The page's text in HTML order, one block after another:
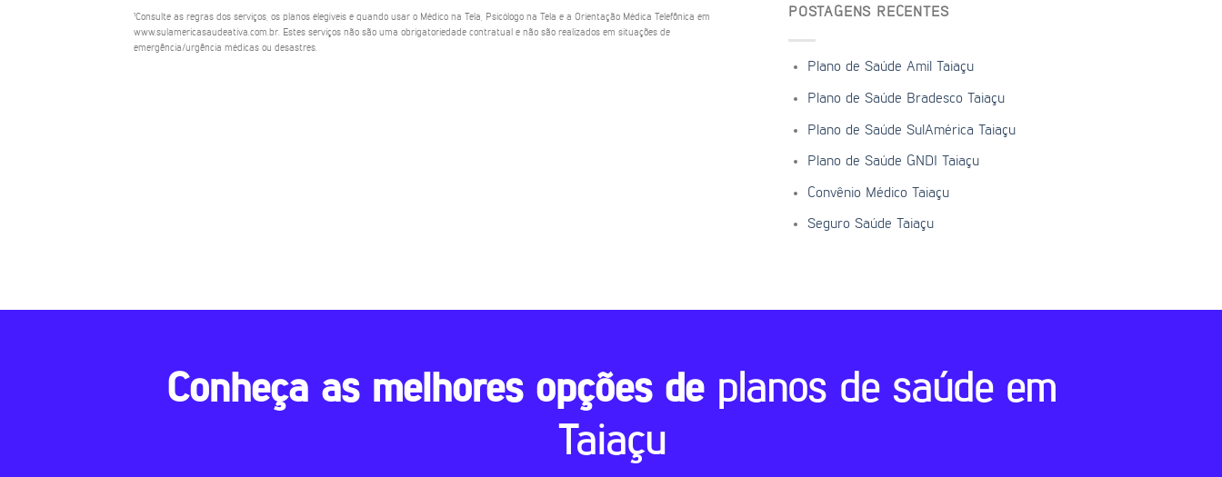
¹Consulte as regras dos serviços, os planos elegíveis e quando usar o Médico na Tela, Psicólogo na Tela e a Orientação Médica Telefônica em
www.sulamericasaudeativa.com.br. Estes serviços não são uma obrigatoriedade contratual e não são realizados em situações de
emergência/urgência médicas ou desastres.
POSTAGENS RECENTES
Plano de Saúde Amil Taiaçu
Plano de Saúde Bradesco Taiaçu
Plano de Saúde SulAmérica Taiaçu
Plano de Saúde GNDI Taiaçu
Convênio Médico Taiaçu
Seguro Saúde Taiaçu
Conheça as melhores opções de planos de saúde em
Taiaçu